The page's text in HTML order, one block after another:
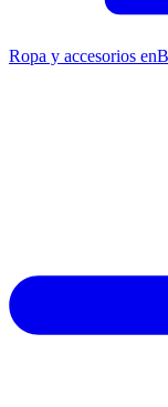
Ropa y accesorios en